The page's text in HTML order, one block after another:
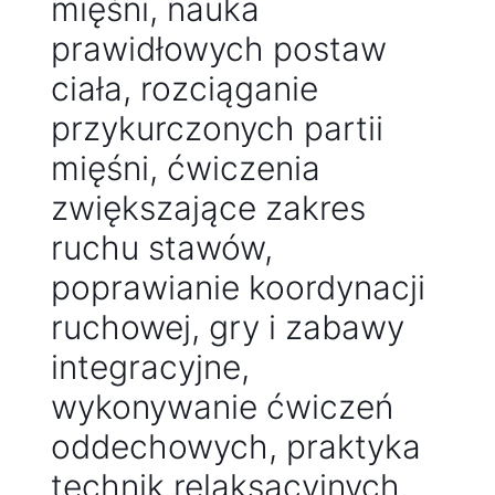
mięśni, nauka
prawidłowych postaw
ciała, rozciąganie
przykurczonych partii
mięśni, ćwiczenia
zwiększające zakres
ruchu stawów,
poprawianie koordynacji
ruchowej, gry i zabawy
integracyjne,
wykonywanie ćwiczeń
oddechowych, praktyka
technik relaksacyjnych.